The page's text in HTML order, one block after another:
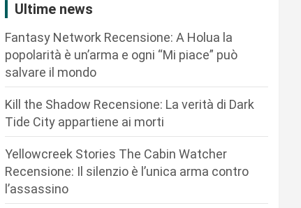
Ultime news
Fantasy Network Recensione: A Holua la
popolarità è un’arma e ogni “Mi piace” può
salvare il mondo
Kill the Shadow Recensione: La verità di Dark
Tide City appartiene ai morti
Yellowcreek Stories The Cabin Watcher
Recensione: Il silenzio è l’unica arma contro
l’assassino